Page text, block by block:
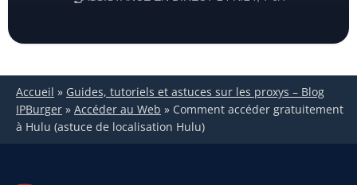
Accueil » Guides, tutoriels et astuces sur les proxys – Blog
IPBurger » Accéder au Web » Comment accéder gratuitement
à Hulu (astuce de localisation Hulu)